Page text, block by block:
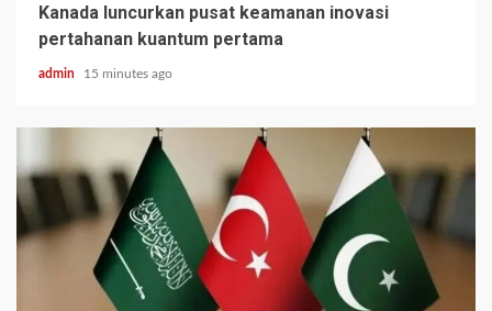
Kanada luncurkan pusat keamanan inovasi
pertahanan kuantum pertama
admin 15 minutes ago